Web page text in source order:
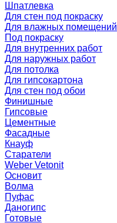
Шпатлевка
Для стен под покраску
Для влажных помещений
Под покраску
Для внутренних работ
Для наружных работ
Для потолка
Для гипсокартона
Для стен под обои
Финишные
Гипсовые
Цементные
Фасадные
Кнауф
Старатели
Weber Vetonit
Основит
Волма
Пуфас
Даногипс
Готовые